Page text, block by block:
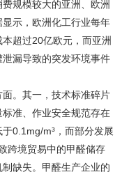
规模较大的亚洲、欧洲
示，欧洲化工行业每年
超过20亿欧元，而亚洲
漏导致的突发环境事件
。其一，技术标准碎片
准、作业安全规范存在
0.1mg/m³，而部分发展
跨境贸易中的甲醛储存
缺失。甲醛生产企业的